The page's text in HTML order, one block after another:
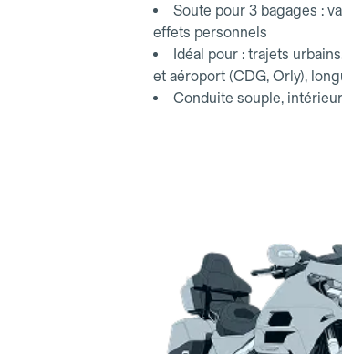
Soute pour 3 bagages :
effets personnels
Idéal pour : trajets
et aéroport (CDG, Orly),
Conduite souple,